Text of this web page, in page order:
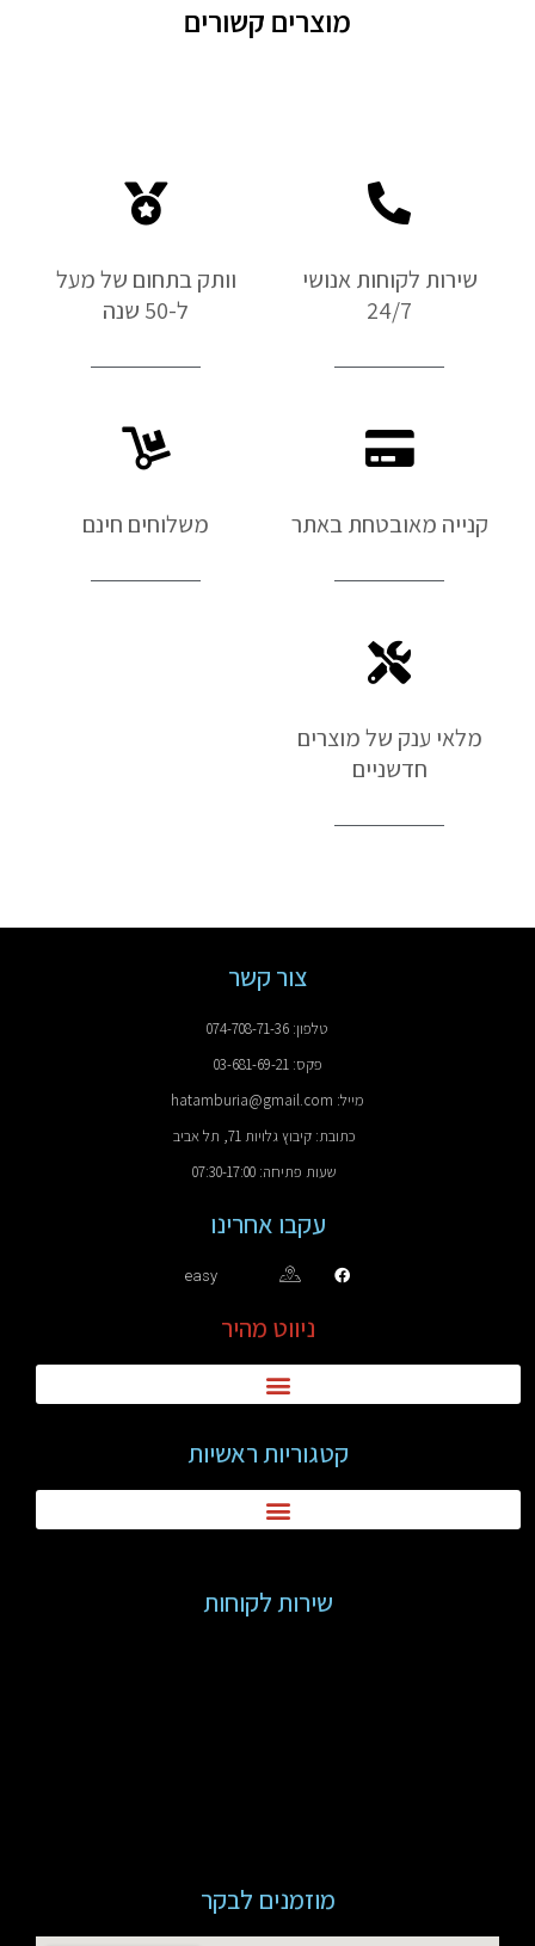
מוצרים קשורים
שירות לקוחות אנושי
24/7
וותק בתחום של מעל
ל-50 שנה
קנייה מאובטחת באתר משלוחים חינם
מלאי ענק של מוצרים
חדשניים
צור קשר
טלפון: 074-708-71-36
פקס: 03-681-69-21
מייל: hatamburia@gmail.com
כתובת: קיבוץ גלויות 71, תל אביב
שעות פתיחה: 07:30-17:00
עקבו אחרינו
easy
ניווט מהיר
קטגוריות ראשיות
שירות לקוחות
מוזמנים לבקר